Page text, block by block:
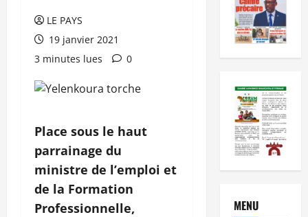
LE PAYS
19 janvier 2021
3 minutes lues
0
Place sous le haut
parrainage du
ministre de l’emploi et
de la Formation
Professionnelle,
MENU